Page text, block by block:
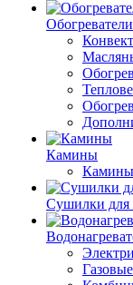
Обогреватели
Камины
Камины
Сушилки для